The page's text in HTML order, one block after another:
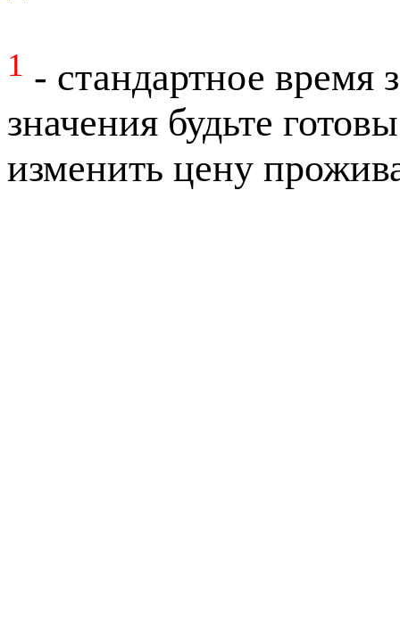
1 - стандартное время
значения будьте
изменить цену